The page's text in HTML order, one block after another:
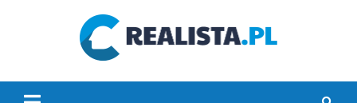
realista.pl